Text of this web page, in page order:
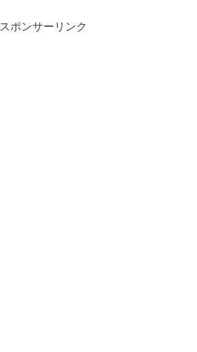
スポンサーリンク